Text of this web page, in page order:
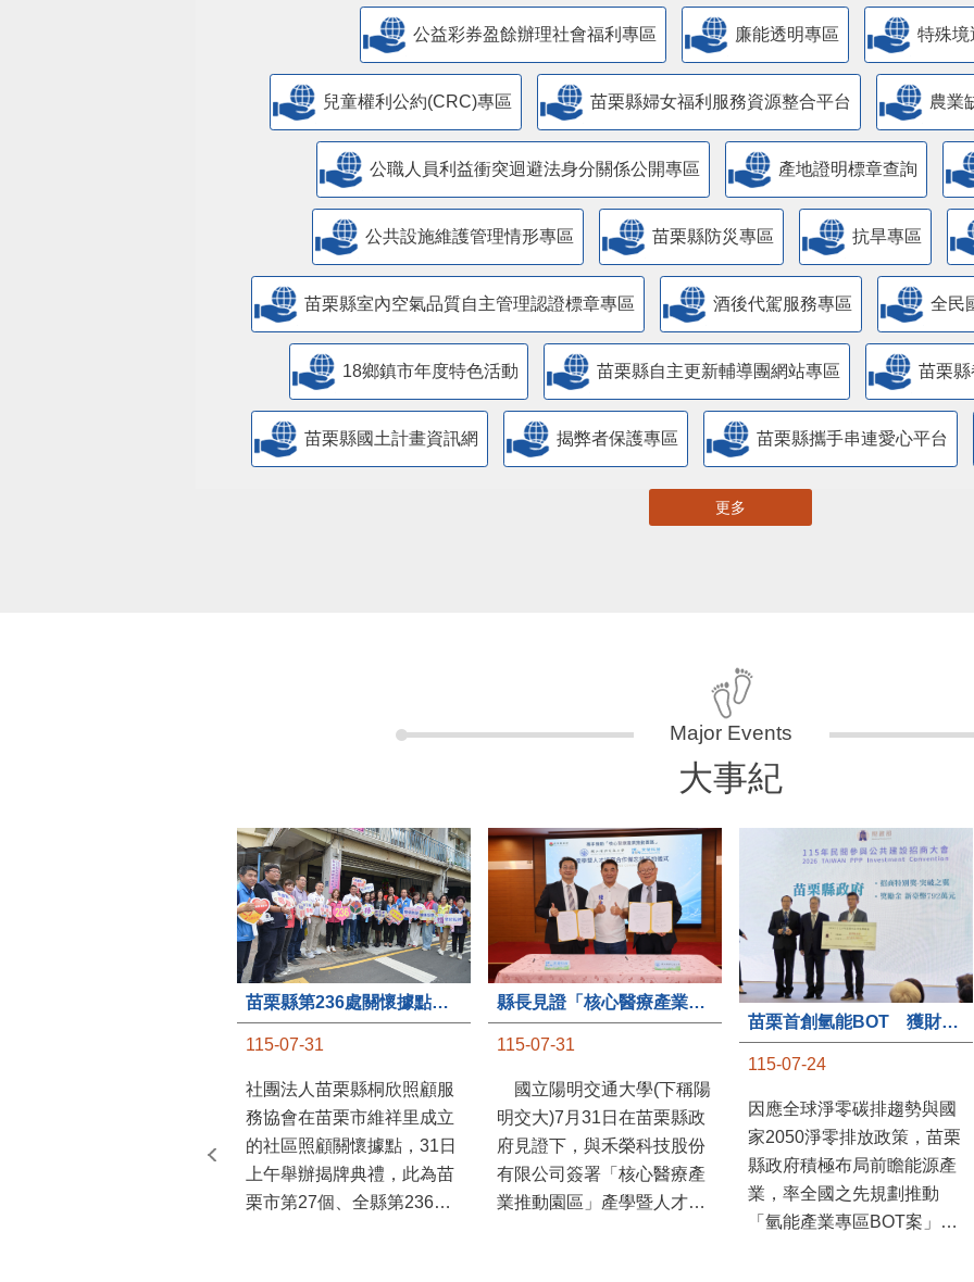
公益彩券盈餘辦理社會福利專區 廉能透明專區 特殊境
兒童權利公約(CRC)專區 苗栗縣婦女福利服務資源整合平台 農業
公職人員利益衝突迴避法身分關係公開專區 產地證明標章查詢
​公共設施維護管理情形專區 苗栗縣防災專區 抗旱專區
苗栗縣室內空氣品質自主管理認證標章專區 酒後代駕服務專區 全民
18鄉鎮市年度特色活動 苗栗縣自主更新輔導團網站專區 苗栗
苗栗縣國土計畫資訊網 揭弊者保護專區 苗栗縣攜手串連愛心平台
更多
大事紀
苗栗縣第236處關懷據點在苗栗市維祥里揭牌
115-07-31
社團法人苗栗縣桐欣照顧服
務協會在苗栗市維祥里成立
的社區照顧關懷據點，31日
上午舉辦揭牌典禮，此為苗
栗市第27個、全縣第236處
縣長見證「核心醫療產業推動園區」產學合作簽約儀式
115-07-31
國立陽明交通大學(下稱陽
明交大)7月31日在苗栗縣政
府見證下，與禾榮科技股份
有限公司簽署「核心醫療產
業推動園區」產學暨人才培
苗栗首創氫能BOT 獲財政部「突破之翼」肯定
115-07-24
因應全球淨零碳排趨勢與國
家2050淨零排放政策，苗栗
縣政府積極布局前瞻能源產
業，率全國之先規劃推動
「氫能產業專區BOT案」，